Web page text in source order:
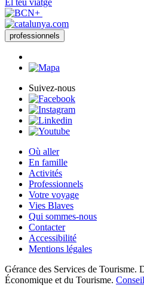
El teu viatge
professionnels
Suivez-nous
Où aller
En famille
Activités
Professionnels
Votre voyage
Vies Blaves
Qui sommes-nous
Contacter
Accessibilité
Mentions légales
Gérance des Services de Tourisme.
Économique et du Tourisme.